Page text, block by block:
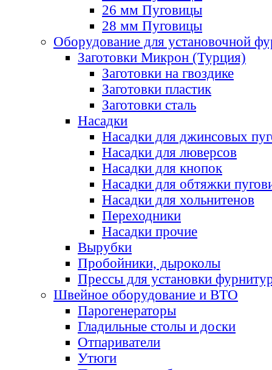
26 мм Пуговицы
28 мм Пуговицы
Оборудование для установочной
Заготовки Микрон (Турция)
Заготовки на гвоздике
Заготовки пластик
Заготовки сталь
Насадки
Насадки для джинсовых
Насадки для люверсов
Насадки для кнопок
Насадки для обтяжки
Насадки для хольнитенов
Переходники
Насадки прочие
Вырубки
Пробойники, дыроколы
Прессы для установки
Швейное оборудование и ВТО
Парогенераторы
Гладильные столы и доски
Отпариватели
Утюги